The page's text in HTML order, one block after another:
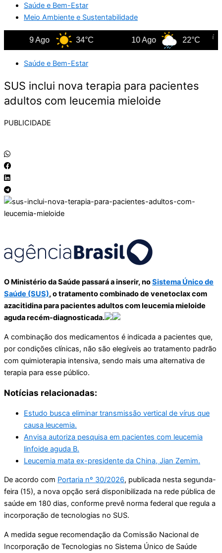
Saúde e Bem-Estar
Meio Ambiente e Sustentabilidade
9 Ago 34°C 10 Ago 22°C
Saúde e Bem-Estar
SUS inclui nova terapia para pacientes
adultos com leucemia mieloide
PUBLICIDADE
O Ministério da Saúde passará a inserir, noSistema Único de
Saúde (SUS), o tratamento combinado de venetoclax com
azacitidina para pacientes adultos com leucemia mieloide
aguda recém-diagnosticada.
A combinação dos medicamentos é indicada a pacientes que,
por condições clínicas, não são elegíveis ao tratamento padrão
com quimioterapia intensiva, sendo mais uma alternativa de
terapia para esse público.
Notícias relacionadas:
Estudo busca eliminar transmissão vertical de vírus que
causa leucemia.
Anvisa autoriza pesquisa em pacientes com leucemia
linfoide aguda B.
Leucemia mata ex-presidente da China, Jian Zemim.
De acordo com Portaria nº 30/2026, publicada nesta segunda-
feira (15), a nova opção será disponibilizada na rede pública de
saúde em 180 dias, conforme prevê norma federal que regula a
incorporação de tecnologias no SUS.
A medida segue recomendação da Comissão Nacional de
Incorporação de Tecnologias no Sistema Único de Saúde